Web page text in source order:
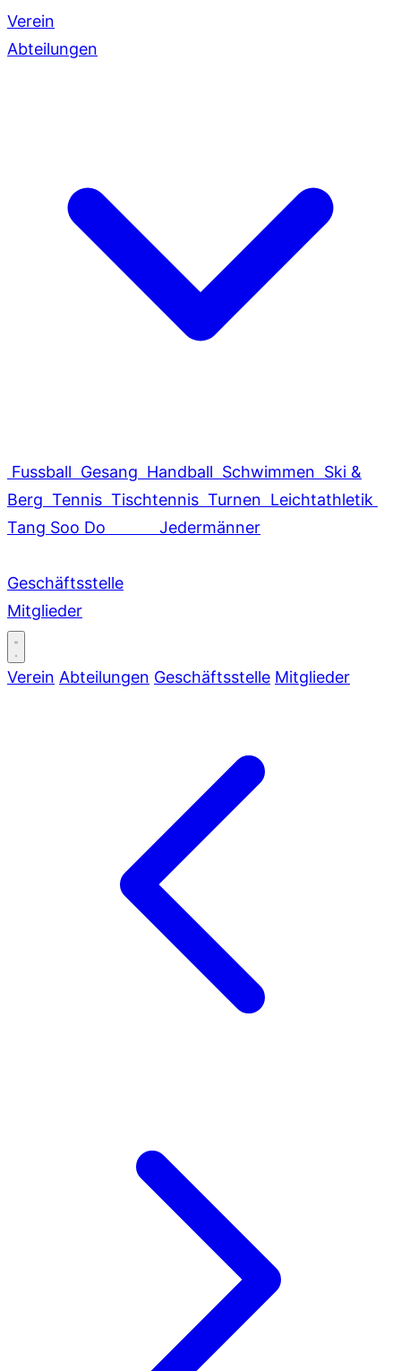
Verein
Abteilungen
Fussball Gesang Handball Schwimmen Ski &
Berg Tennis Tischtennis Turnen Leichtathletik
Tang Soo Do
Jedermänner
Geschäftsstelle
Mitglieder
Verein Abteilungen Geschäftsstelle Mitglieder